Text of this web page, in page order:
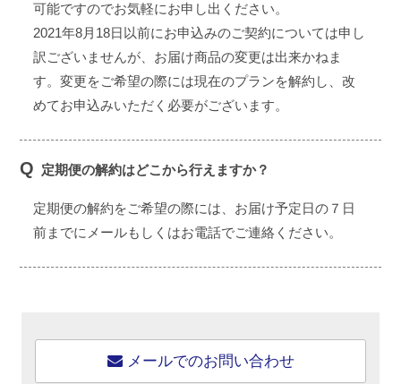
可能ですのでお気軽にお申し出ください。
2021年8月18日以前にお申込みのご契約については申し
訳ございませんが、お届け商品の変更は出来かねま
す。変更をご希望の際には現在のプランを解約し、改
めてお申込みいただく必要がございます。
Q 定期便の解約はどこから行えますか？
定期便の解約をご希望の際には、お届け予定日の７日
前までにメールもしくはお電話でご連絡ください。
メールでのお問い合わせ